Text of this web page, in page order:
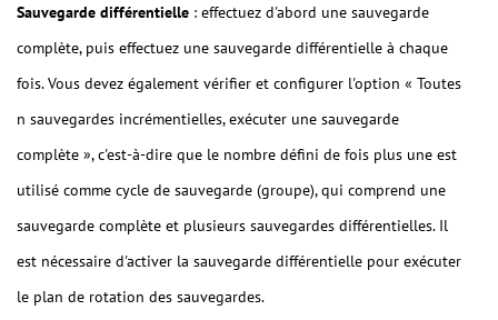
Sauvegarde différentielle : effectuez d'abord une sauvegarde
complète, puis effectuez une sauvegarde différentielle à chaque
fois. Vous devez également vérifier et configurer l'option « Toutes
n sauvegardes incrémentielles, exécuter une sauvegarde
complète », c'est-à-dire que le nombre défini de fois plus une est
utilisé comme cycle de sauvegarde (groupe), qui comprend une
sauvegarde complète et plusieurs sauvegardes différentielles. Il
est nécessaire d'activer la sauvegarde différentielle pour exécuter
le plan de rotation des sauvegardes.